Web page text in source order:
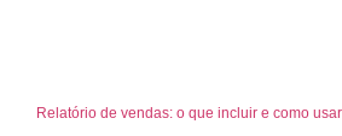
Relatório de vendas: o que incluir e como